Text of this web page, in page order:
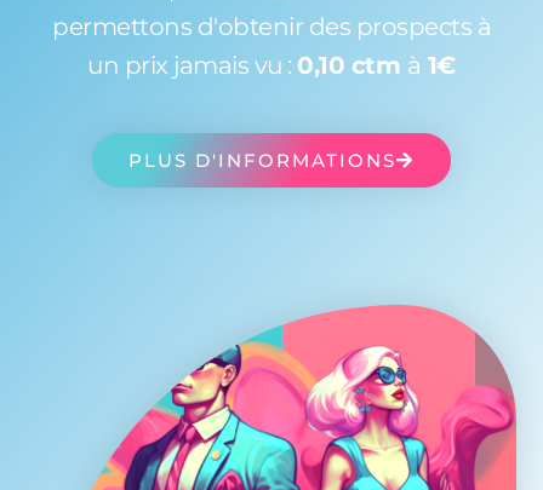
permettons d'obtenir des prospects à
un prix jamais vu : 0,10 ctm à 1€
PLUS D'INFORMATIONS